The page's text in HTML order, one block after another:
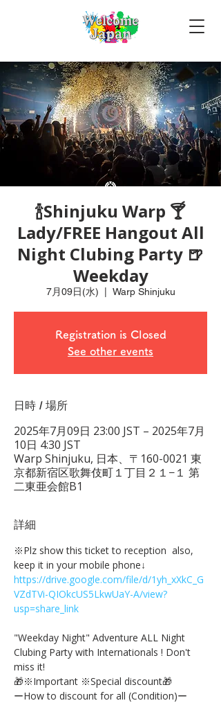
🍾Shinjuku Warp 🍸
Lady/FREE Hangout All
Night Clubing Party 🍺
Weekday
7月09日(水) Warp Shinjuku
Registration is Closed
See other events
日時 / 場所
2025年7月09日 23:00 JST – 2025年7月
10日 4:30 JST
Warp Shinjuku, 日本、〒160-0021 東
京都新宿区歌舞伎町１丁目２１−１ 第
二東亜会館B1
詳細
※Plz show this ticket to reception  also,
keep it in your mobile phone↓
https://drive.google.com/file/d/1yh_xXkC_G
VZdTVi-QIOkcUS5LkwUaY-A/view?
usp=share_link
"Weekday Night" Adventure ALL Night
Clubing Party with Internationals ! Don't
miss it!
🎁※Important ※Special discount🎁
ーHow to discount for all (Condition)ー